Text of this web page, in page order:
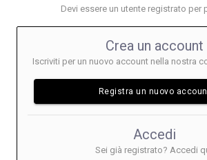
Devi essere un utente registrato per
Crea un account
Iscriviti per un nuovo account nella nostra
Registra un nuovo
Accedi
Sei già registrato? Accedi